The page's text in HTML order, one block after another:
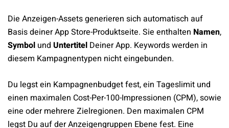
Die Anzeigen-Assets generieren sich automatisch auf
Basis deiner App Store-Produktseite. Sie enthalten Namen,
Symbol und Untertitel Deiner App. Keywords werden in
diesem Kampagnentypen nicht eingebunden.
Du legst ein Kampagnenbudget fest, ein Tageslimit und
einen maximalen Cost-Per-100-Impressionen (CPM), sowie
eine oder mehrere Zielregionen. Den maximalen CPM
legst Du auf der Anzeigengruppen Ebene fest. Eine